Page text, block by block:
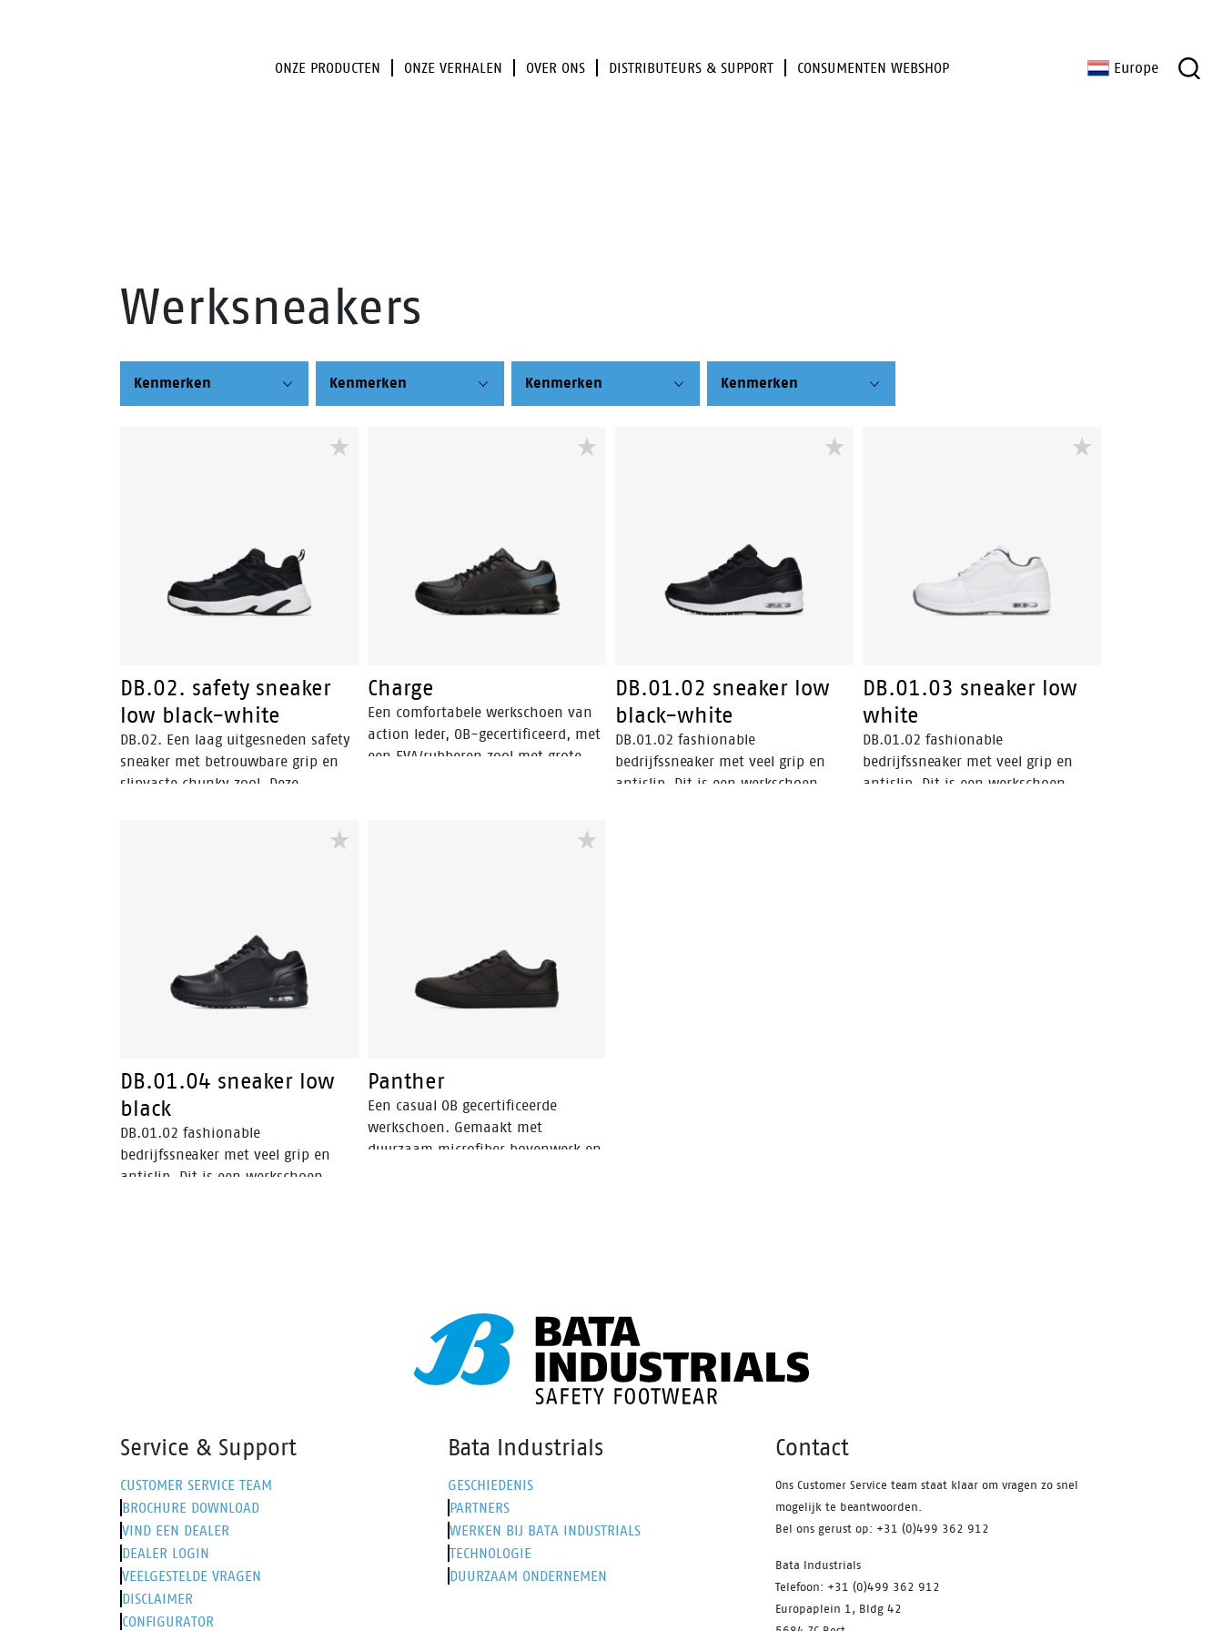
ONZE PRODUCTEN ONZE VERHALEN OVER ONS DISTRIBUTEURS & SUPPORT CONSUMENTEN WEBSHOP Europe
Werksneakers
Kenmerken Kenmerken Kenmerken Kenmerken
DB.02. safety sneaker
low black-white
DB.02. Een laag uitgesneden safety
sneaker met betrouwbare grip en
slipvaste chunky zool. Deze
35 tot en met 48. De DB.02. heeft
het CE-keurmerk en ISO 20345:
2022 S1PS SR.
Charge
Een comfortabele werkschoen van
action leder, OB-gecertificeerd, met
een EVA/rubberen zool met grote
DB.01.02 sneaker low
black-white
DB.01.02 fashionable
bedrijfssneaker met veel grip en
antislip. Dit is een werkschoen
DB.01.03 sneaker low
white
DB.01.02 fashionable
bedrijfssneaker met veel grip en
antislip. Dit is een werkschoen
DB.01.04 sneaker low
black
DB.01.02 fashionable
bedrijfssneaker met veel grip en
antislip. Dit is een werkschoen
Panther
Een casual OB gecertificeerde
werkschoen. Gemaakt met
duurzaam microfiber bovenwerk en
Service & Support
CUSTOMER SERVICE TEAM
BROCHURE DOWNLOAD
VIND EEN DEALER
DEALER LOGIN
VEELGESTELDE VRAGEN
DISCLAIMER
CONFIGURATOR
Bata Industrials
GESCHIEDENIS
PARTNERS
WERKEN BIJ BATA INDUSTRIALS
TECHNOLOGIE
DUURZAAM ONDERNEMEN
Contact
Ons Customer Service team staat klaar om vragen zo snel
mogelijk te beantwoorden.
Bel ons gerust op: +31 (0)499 362 912
Bata Industrials
Telefoon: +31 (0)499 362 912
Europaplein 1, Bldg 42